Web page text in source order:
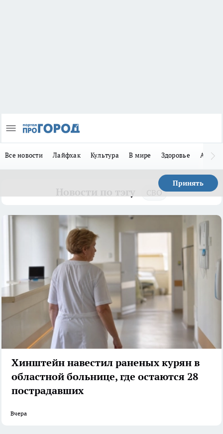
Все новости Лайфхак Культура В мире Здоровье Авто
Принять
СВО
Хинштейн навестил раненых курян в
областной больнице, где остаются 28
пострадавших
Вчера